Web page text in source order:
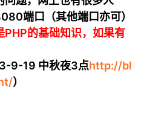
端口（其他端口亦可）
PHP的基础知识，如果有
9-19 中秋夜3点http://bl
）